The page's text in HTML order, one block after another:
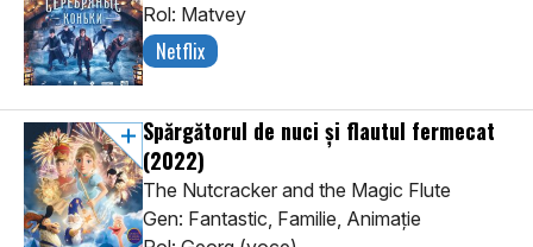
Rol: Matvey
Netflix
Spărgătorul de nuci și flautul fermecat
(2022)
The Nutcracker and the Magic Flute
Gen: Fantastic, Familie, Animaţie